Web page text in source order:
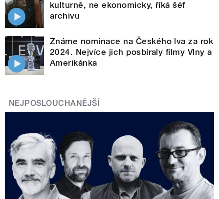
kulturně, ne ekonomicky, říká šéf
archivu
Známe nominace na Českého lva za rok
2024. Nejvíce jich posbíraly filmy Vlny a
Amerikánka
NEJPOSLOUCHANĚJŠÍ